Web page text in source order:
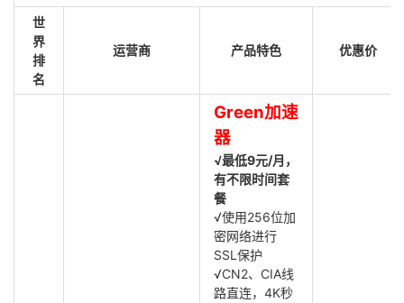
世
界
排
名
运营商 产品特色 优惠价
Green加速
器
√最低9元/月，
有不限时间套
餐
√使用256位加
密网络进行
SSL保护
√CN2、CIA线
路直连，4K秒